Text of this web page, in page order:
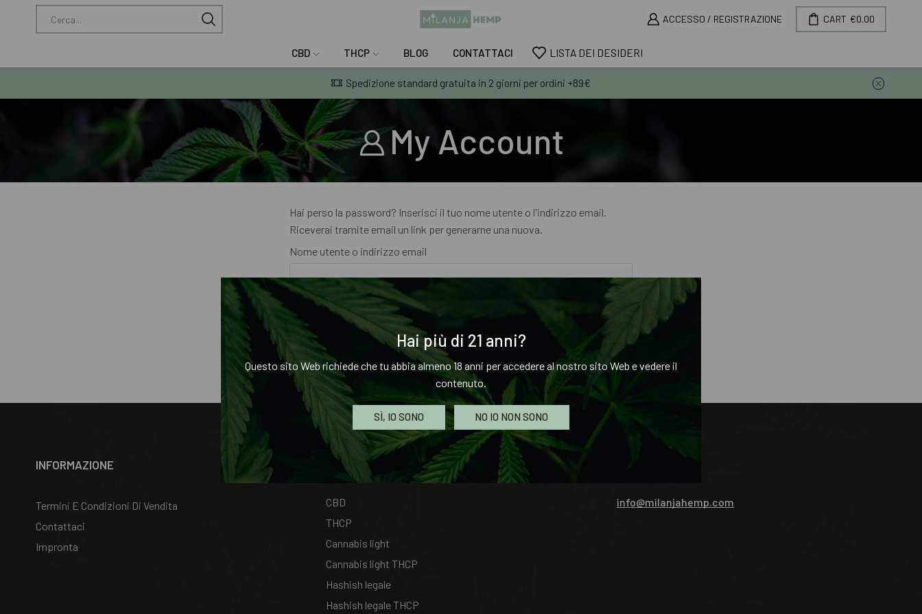
Hai più di 21 anni?
Questo sito Web richiede che tu abbia almeno 18 anni per accedere al nostro sito Web e vedere il
contenuto.
SÌ, IO SONO NO IO NON SONO
ACCESSO / REGISTRAZIONE CART €0.00
CBD THCP BLOG CONTATTACI LISTA DEI DESIDERI
Spedizione standard gratuita in 2 giorni per ordini +89€
My Account
Hai perso la password? Inserisci il tuo nome utente o l'indirizzo email.
Riceverai tramite email un link per generarne una nuova.
Nome utente o indirizzo email
RESETTARE LA PASSWORD
INFORMAZIONE
Termini E Condizioni Di Vendita
Contattaci
Impronta
CATEGORIE
CBD
THCP
Cannabis light
Cannabis light THCP
Hashish legale
Hashish legale THCP
info@milanjahemp.com